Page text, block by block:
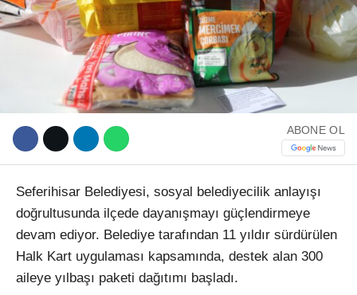
TikTok
ABONE OL
Seferihisar Belediyesi, sosyal belediyecilik anlayışı
doğrultusunda ilçede dayanışmayı güçlendirmeye
devam ediyor. Belediye tarafından 11 yıldır sürdürülen
Halk Kart uygulaması kapsamında, destek alan 300
aileye yılbaşı paketi dağıtımı başladı.